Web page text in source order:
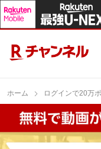
ホーム ログインで20万